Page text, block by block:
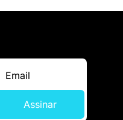
Assinar